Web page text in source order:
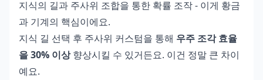
지식의 길과 주사위 조합을 통한 확률 조작 - 이게 황금
과 기계의 핵심이에요.
지식 길 선택 후 주사위 커스텀을 통해 우주 조각 효율
을 30% 이상향상시킬 수 있거든요. 이건 정말 큰 차이
예요.